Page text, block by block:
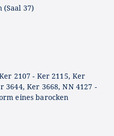
(Saal 37)
2107 - Ker 2115, Ker
3644, Ker 3668, NN 4127 -
eines barocken